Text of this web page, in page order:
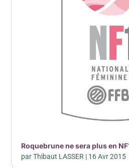
Roquebrune ne sera plus en
parThibaut LASSER | 16 Avr 2015